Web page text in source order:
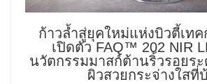
ก้าวล้ำสู่ยุคใหม่แห่งบิวตี้เทค
เปิดตัว FAQ™ 202 NIR
นวัตกรรมมาสก์ต้านริ้วรอยร
ผิวสวยกระจ่างใสที่